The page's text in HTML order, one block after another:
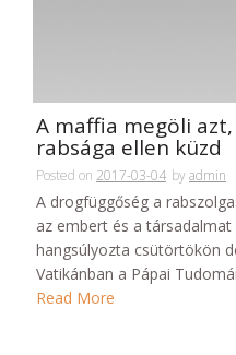
A maffia megöli
rabsága ellen küzd
Posted on 2017-03-04 byadmin
A drogfüggőség a
az embert és a
hangsúlyozta csütörtökön
Vatikánban a Pápai
Read More